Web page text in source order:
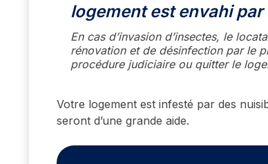
logement est envahi
En cas d’invasion d’insectes, le
rénovation et de désinfection par le
procédure judiciaire ou quitter le
Votre logement est infesté par des
seront d’une grande aide.